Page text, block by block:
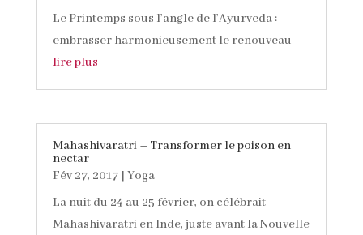
Le Printemps sous l’angle de l’Ayurveda :
embrasser harmonieusement le renouveau
lire plus
Mahashivaratri – Transformer le poison en
nectar
Fév 27, 2017| Yoga
La nuit du 24 au 25 février, on célébrait
Mahashivaratri en Inde, juste avant la Nouvelle